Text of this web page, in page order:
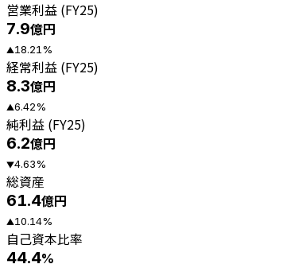
営業利益 (FY25)
7.9億円
▲18.21 %
経常利益 (FY25)
8.3億円
▲6.42%
純利益 (FY25)
6.2億円
▼4.63%
総資産
61.4億円
▲10.14%
自己資本比率
44.4%